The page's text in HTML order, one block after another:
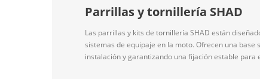
Parrillas y tornillería SHAD
Las parrillas y kits de tornillería SHAD están
sistemas de equipaje en la moto. Ofrecen una
instalación y garantizando una fijación estable para